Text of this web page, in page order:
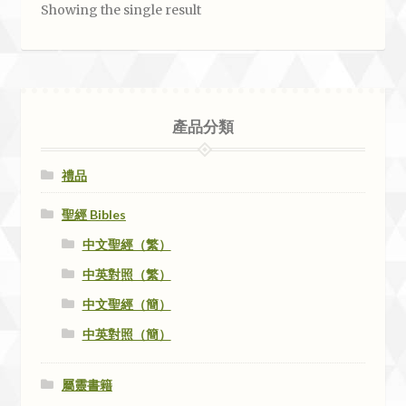
Showing the single result
產品分類
禮品
聖經 Bibles
中文聖經（繁）
中英對照（繁）
中文聖經（簡）
中英對照（簡）
屬靈書籍